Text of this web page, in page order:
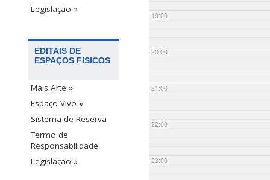
Legislação »
EDITAIS DE
ESPAÇOS FISICOS
Mais Arte »
Espaço Vivo »
Sistema de Reserva
Termo de
Responsabilidade
Legislação »
19:00
20:00
21:00
22:00
23:00